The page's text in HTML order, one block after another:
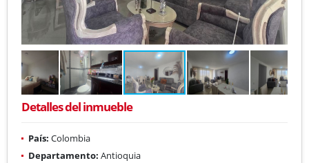
Detalles del inmueble
País: Colombia
Departamento: Antioquia